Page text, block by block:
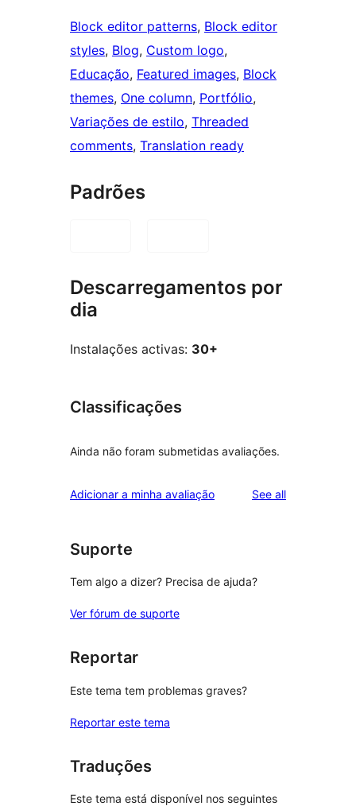
Block editor patterns, Block editor
styles, Blog, Custom logo
Educação, Featured images, Block
themes, One column, Portfólio
Variações de estilo, Threaded
comments, Translation ready
Padrões
Descarregamentos por
dia
Instalações activas: 30+
Classificações
Ainda não foram submetidas avaliações.
Adicionar a minha avaliação See allreviews
Suporte
Tem algo a dizer? Precisa de ajuda?
Ver fórum de suporte
Reportar
Este tema tem problemas graves?
Reportar este tema
Traduções
Este tema está disponível nos seguintes